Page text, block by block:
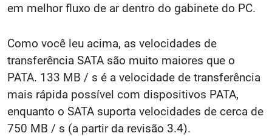
em melhor fluxo de ar dentro do gabinete do PC.
Como você leu acima, as velocidades de
transferência SATA são muito maiores que o
PATA. 133 MB / s é a velocidade de transferência
mais rápida possível com dispositivos PATA,
enquanto o SATA suporta velocidades de cerca de
750 MB / s (a partir da revisão 3.4).